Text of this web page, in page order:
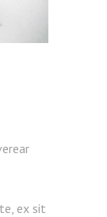
ex sit